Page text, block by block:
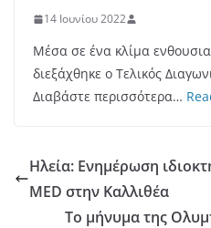
14 Ιουνίου 2022
Μέσα σε ένα κλίμα
διεξάχθηκε ο Τελικός
Διαβάστε περισσότερα…
Ηλεία: Ενημέρωση
MED στην Καλλιθέα
Το μήνυμα της